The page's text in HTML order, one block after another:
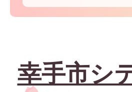
幸手市シ